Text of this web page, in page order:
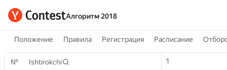
Алгоритм 2018
Положение Правила Регистрация Расписание
№ Ishtirokchi 1
№ Ishtirokchi 1